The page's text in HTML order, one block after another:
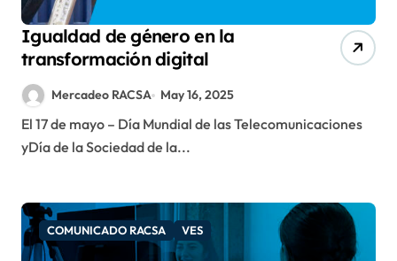
Igualdad de género en la
transformación digital
Mercadeo RACSA May 16, 2025
El 17 de mayo – Día Mundial de las Telecomunicaciones
yDía de la Sociedad de la...
COMUNICADO RACSA VES